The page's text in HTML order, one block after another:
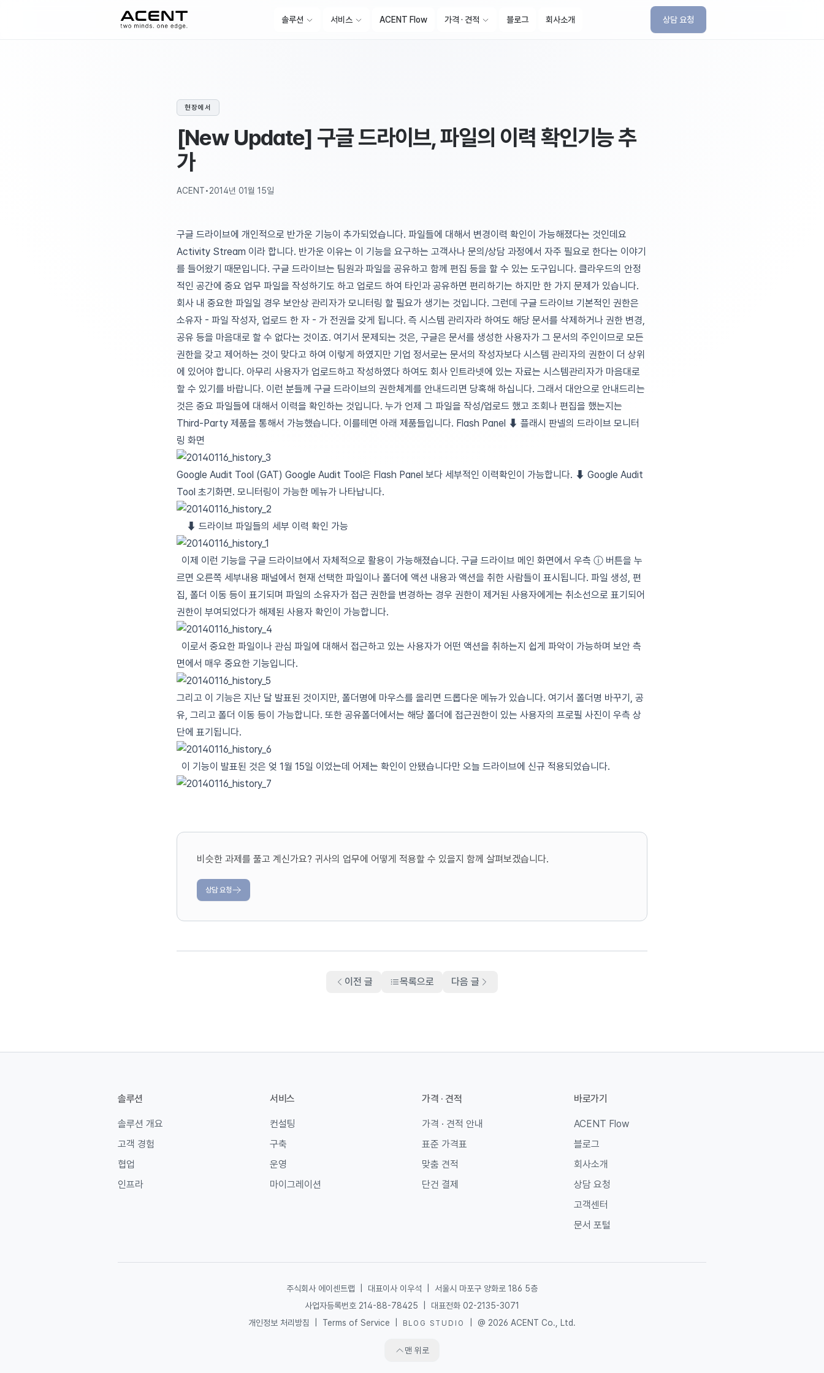
ACENT 솔루션 서비스 ACENT Flow 가격 · 견적 블로그 회사소개 상담 요청
현장에서
[New Update] 구글 드라이브, 파일의 이력 확인기능 추
가
ACENT•2014년 01월 15일
구글 드라이브에 개인적으로 반가운 기능이 추가되었습니다. 파일들에 대해서 변경이력 확인이 가능해졌다는 것인데요
Activity Stream 이라 합니다. 반가운 이유는 이 기능을 요구하는 고객사나 문의/상담 과정에서 자주 필요로 한다는 이야기
를 들어왔기 때문입니다. 구글 드라이브는 팀원과 파일을 공유하고 함께 편집 등을 할 수 있는 도구입니다. 클라우드의 안정
적인 공간에 중요 업무 파일을 작성하기도 하고 업로드 하여 타인과 공유하면 편리하기는 하지만 한 가지 문제가 있습니다.
회사 내 중요한 파일일 경우 보안상 관리자가 모니터링 할 필요가 생기는 것입니다. 그런데 구글 드라이브 기본적인 권한은
소유자 - 파일 작성자, 업로드 한 자 - 가 전권을 갖게 됩니다. 즉 시스템 관리자라 하여도 해당 문서를 삭제하거나 권한 변경,
공유 등을 마음대로 할 수 없다는 것이죠. 여기서 문제되는 것은, 구글은 문서를 생성한 사용자가 그 문서의 주인이므로 모든
권한을 갖고 제어하는 것이 맞다고 하여 이렇게 하였지만 기업 정서로는 문서의 작성자보다 시스템 관리자의 권한이 더 상위
에 있어야 합니다. 아무리 사용자가 업로드하고 작성하였다 하여도 회사 인트라넷에 있는 자료는 시스템관리자가 마음대로
할 수 있기를 바랍니다. 이런 분들께 구글 드라이브의 권한체계를 안내드리면 당혹해 하십니다. 그래서 대안으로 안내드리는
것은 중요 파일들에 대해서 이력을 확인하는 것입니다. 누가 언제 그 파일을 작성/업로드 했고 조회나 편집을 했는지는
Third-Party 제품을 통해서 가능했습니다. 이를테면 아래 제품들입니다. Flash Panel ⬇︎ 플래시 판넬의 드라이브 모니터
링 화면
Google Audit Tool (GAT) Google Audit Tool은 Flash Panel 보다 세부적인 이력확인이 가능합니다. ⬇︎ Google Audit
Tool 초기화면. 모니터링이 가능한 메뉴가 나타납니다.
⬇︎ 드라이브 파일들의 세부 이력 확인 가능
이제 이런 기능을 구글 드라이브에서 자체적으로 활용이 가능해졌습니다. 구글 드라이브 메인 화면에서 우측 ⓘ 버튼을 누
르면 오른쪽 세부내용 패널에서 현재 선택한 파일이나 폴더에 액션 내용과 액션을 취한 사람들이 표시됩니다. 파일 생성, 편
집, 폴더 이동 등이 표기되며 파일의 소유자가 접근 권한을 변경하는 경우 권한이 제거된 사용자에게는 취소선으로 표기되어
권한이 부여되었다가 해제된 사용자 확인이 가능합니다.
이로서 중요한 파일이나 관심 파일에 대해서 접근하고 있는 사용자가 어떤 액션을 취하는지 쉽게 파악이 가능하며 보안 측
면에서 매우 중요한 기능입니다.
그리고 이 기능은 지난 달 발표된 것이지만, 폴더명에 마우스를 올리면 드롭다운 메뉴가 있습니다. 여기서 폴더명 바꾸기, 공
유, 그리고 폴더 이동 등이 가능합니다. 또한 공유폴더에서는 해당 폴더에 접근권한이 있는 사용자의 프로필 사진이 우측 상
단에 표기됩니다.
이 기능이 발표된 것은 엊 1월 15일 이었는데 어제는 확인이 안됐습니다만 오늘 드라이브에 신규 적용되었습니다.
비슷한 과제를 풀고 계신가요? 귀사의 업무에 어떻게 적용할 수 있을지 함께 살펴보겠습니다.
상담 요청
이전 글 목록으로 다음 글
솔루션
솔루션 개요
고객 경험
협업
인프라
서비스
컨설팅
구축
운영
마이그레이션
가격 · 견적
가격 · 견적 안내
표준 가격표
맞춤 견적
단건 결제
바로가기
ACENT Flow
블로그
회사소개
상담 요청
고객센터
문서 포털
주식회사 에이센트랩 대표이사 이우석
서울시 마포구 양화로 186 5층
사업자등록번호 214-88-78425
대표전화 02-2135-3071
개인정보 처리방침
Terms of Service BLOG STUDIO @ 2026 ACENT Co., Ltd.
맨 위로